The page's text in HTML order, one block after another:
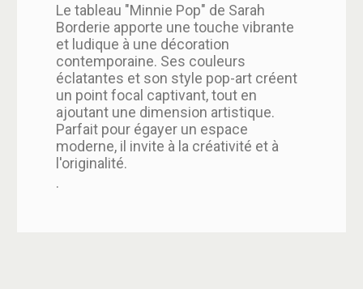
Le tableau "Minnie Pop" de Sarah
Borderie apporte une touche vibrante
et ludique à une décoration
contemporaine. Ses couleurs
éclatantes et son style pop-art créent
un point focal captivant, tout en
ajoutant une dimension artistique.
Parfait pour égayer un espace
moderne, il invite à la créativité et à
l'originalité.
.